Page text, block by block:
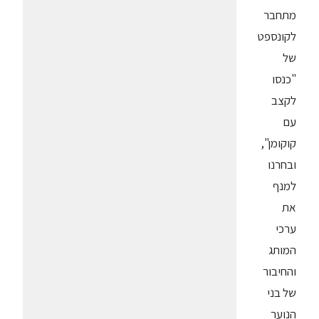
מתחבר
לקונספט
של
"כנסו
לקצב
עם
קוקומן",
ובחרנו
למנף
את
ערכי
המותג
והחיבור
של בני
הנוער